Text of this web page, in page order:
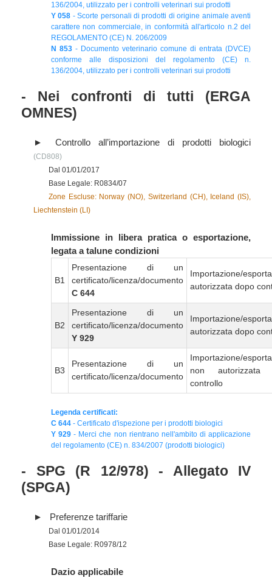
136/2004, utilizzato per i controlli veterinari sui prodotti
Y 058 - Scorte personali di prodotti di origine animale aventi
carattere non commerciale, in conformità all'articolo n.2 del
REGOLAMENTO (CE) N. 206/2009
N 853 - Documento veterinario comune di entrata (DVCE)
conforme alle disposizioni del regolamento (CE) n.
136/2004, utilizzato per i controlli veterinari sui prodotti
- Nei confronti di tutti (ERGA
OMNES)
Controllo all’importazione di prodotti biologici
(CD808)
Dal 01/01/2017
Base Legale: R0834/07
Zone Escluse: Norway (NO), Switzerland (CH), Iceland (IS),
Liechtenstein (LI)
Immissione in libera pratica o esportazione,
legata a talune condizioni
B1
Presentazione di un
certificato/licenza/documento
C 644
Importazione/
autorizzata dopo
B2
Presentazione di un
certificato/licenza/documento
Y 929
Importazione/
autorizzata dopo
B3
Presentazione di un
certificato/licenza/documento
Importazione/
non autorizzata
controllo
Legenda certificati:
C 644 - Certificato d'ispezione per i prodotti biologici
Y 929 - Merci che non rientrano nell'ambito di applicazione
del regolamento (CE) n. 834/2007 (prodotti biologici)
- SPG (R 12/978) - Allegato IV
(SPGA)
Preferenze tariffarie
Dal 01/01/2014
Base Legale: R0978/12
Dazio applicabile